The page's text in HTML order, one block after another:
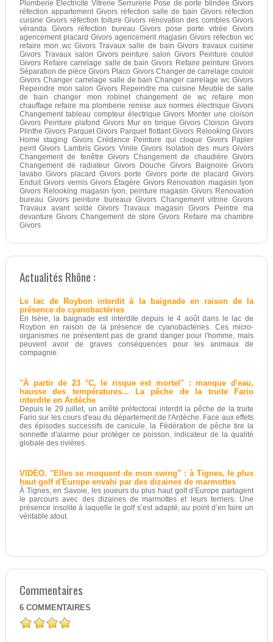
Plomberie Électricité Vitrerie Serrurerie Pose de porte blindée Givors
réfection appartement Givors réfection salle de bain Givors réfection
cuisine Givors réfection toiture Givors rénovation des combles Givors
véranda Givors réfection bureau Givors pose porte vitrée Givors
agencement placard Givors agencement magasin Givors réfection wc
refaire mon wc Givors Travaux salle de bain Givors travaux cuisine
Givors Travaux salon Givors peinture salon Givors Peinture couloir
Givors Refaire carrelage salle de bain Givors Refaire peinture Givors
Séparation de pièce Givors Placo Givors Changer de carrelage couloir
Givors Changer carrelage salle de bain Changer carrelage wc Givors
Repeindre mon salon Givors Repeindre ma cuisine Meuble de salle
de bain changer mon robinet changement de wc refaire mon
chauffage refaire ma plomberie remise aux normes électrique Givors
Changement tableau compteur électrique Givors Monter une cloison
Givors Peinture plafond Givors Mur en brique Givors Cloison Givors
Plinthe Givors Parquet Givors Parquet flottant Givors Relooking Givors
Home staging Givors Crédence Peinture qui cloque Givors Papier
peint Givors Lambris Givors Vinile Givors Isolation des murs Givors
Changement de fenêtre Givors Changement de chaudière Givors
Changement de radiateur Givors Douche Givors Baignoire Givors
lavabo Givors placard Givors porte Givors porte de placard Givors
Enduit Givors vernis Givors Étagère Givors Renovation magasin lyon
Givors Relooking magasin lyon, peinture magasin Givors Renovation
bureau Givors peinture bureaux Givors Changement vitrine Givors
Travaux avant solde Givors Travaux magasin Givors Peintre ma
devanture Givors Changement de store Givors Refaire ma chambre
Givors
Actualités Rhône :
Le lac de Roybon interdit à la baignade en raison de la
présence de cyanobactéries
En Isère, la baignade est interdite depuis le 4 août dans le lac de
Roybon en raison de la présence de cyanobactéries. Ces micro-
organismes ne présentent pas de grand danger pour l'homme, mais
peuvent avoir de graves conséquences pour les animaux de
compagnie.
"À partir de 23 °C, le risque est mortel" : manque d'eau,
hausse des températures... La pêche de la truite Fario
interdite en Ardèche
Depuis le 29 juillet, un arrêté préfectoral interdit la pêche de la truite
Fario sur les cours d'eau du département de l'Ardèche. Face aux effets
des épisodes successifs de canicule, la Fédération de pêche tire la
sonnette d'alarme pour protéger ce poisson, indicateur de la qualité
globale des rivières.
VIDÉO. "Elles se moquent de mon swing" : à Tignes, le plus
haut golf d'Europe envahi par des dizaines de marmottes
À Tignes, en Savoie, les joueurs du plus haut golf d’Europe partagent
le parcours avec des dizaines de marmottes et leurs terriers. Une
présence insolite à laquelle le golf s’est adapté, au point d’en faire un
véritable atout.
Commentaires
6 COMMENTAIRES